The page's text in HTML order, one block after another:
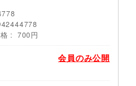
700円
会員のみ公開